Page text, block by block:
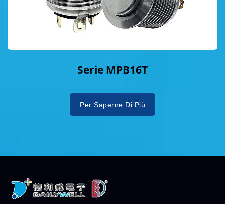
Serie MPB16T
Per Saperne Di Più